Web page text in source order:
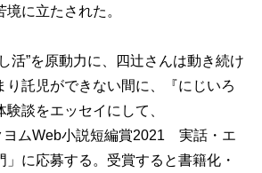
に立たされた。
活”を原動力に、四辻さんは動き続け
り託児ができない間に、『にじいろ
談をエッセイにして、
ヨムWeb小説短編賞2021 実話・エ
」に応募する。受賞すると書籍化・